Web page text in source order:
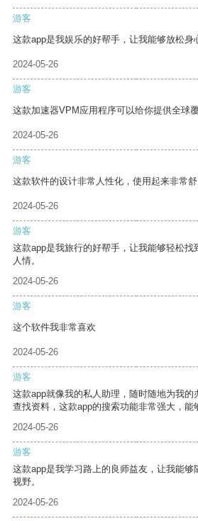
游客
这款app是我娱乐的好帮手，让我能够放松身
2024-05-26
游客
这款加速器VPM应用程序可以给你提供全球
2024-05-26
游客
这款软件的设计非常人性化，使用起来非常舒
2024-05-26
游客
这款app是我旅行的好帮手，让我能够轻松
人情。
2024-05-26
游客
这个软件我非常喜欢
2024-05-26
游客
这款app就像我的私人助理，随时随地为我
查找资料，这款app的搜索功能非常强大，能
2024-05-26
游客
这款app是我学习路上的良师益友，让我能
视野。
2024-05-26